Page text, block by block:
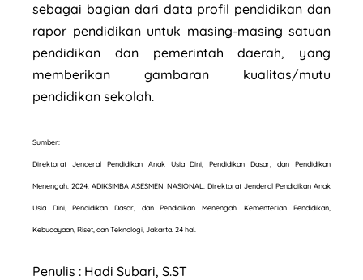
sebagai bagian dari data profil pendidikan dan
rapor pendidikan untuk masing-masing satuan
pendidikan dan pemerintah daerah, yang
memberikan gambaran kualitas/mutu
pendidikan sekolah.
Sumber:
Direktorat Jenderal Pendidikan Anak Usia Dini, Pendidikan Dasar, dan Pendidikan
Menengah. 2024. ADIKSIMBA ASESMEN NASIONAL. Direktorat Jenderal Pendidikan Anak
Usia Dini, Pendidikan Dasar, dan Pendidikan Menengah. Kementerian Pendidikan,
Kebudayaan, Riset, dan Teknologi, Jakarta. 24 hal.
Penulis : Hadi Subari, S.ST